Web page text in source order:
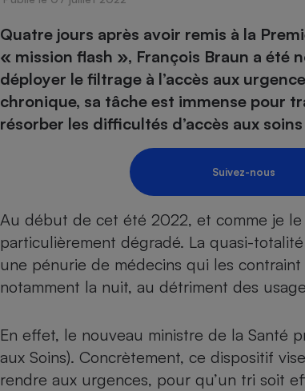
Quatre jours après avoir remis à la
« mission flash », François Braun a été
déployer le filtrage à l’accès aux
chronique, sa tâche est immense pour
résorber les difficultés d’accès aux
Suivez-nous
Au début de cet été 2022, et comme je le
particulièrement dégradé. La quasi-
une pénurie de médecins qui les
notamment la nuit, au détriment des
En effet, le nouveau ministre de la Santé
aux Soins). Concrètement, ce dispositif
rendre aux urgences, pour qu’un tri soit
Produit
Sécurité -
Assurance
Banque -
Epargne -
Carburant
Circulation
Contrôle
Pièce
Comparatif
Comparatif
Comparatif
Comparatif
Comparatif
Comparatif
Comparatif
Comparatif
Comparatif
Comparatif
Comparatif
Comparatif
Comparatif
Comparatif
Image et son
Informatique
Internet
Crédit
Comparatif
Comparatif
Comparatif
Bricolage -
Produit
Sécurité
Hygiène -
Maladie -
Système de
Maison
Choisir son fioul
Choisir son pellet
Comparateur assurance emprunteur
Energie Moins Chère Ensemble
Tous les comparateurs
Toutes les cartes interactives
connexion Internet
nous ?